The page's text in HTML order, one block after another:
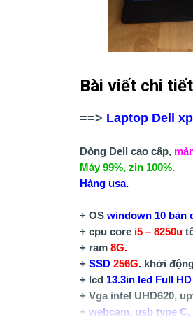
Bài viết chi tiết
==> Laptop Dell
Dòng Dell cao cấp,
Máy 99%, zin 100%.
Hàng usa.
+ OS windown 10 bản
+ cpu core i5 – 8250u
+ ram 8G.
+ SSD 256G. khởi
+ lcd 13.3in led Full
+ Vga intel UHD620,
+ webcam. usb type